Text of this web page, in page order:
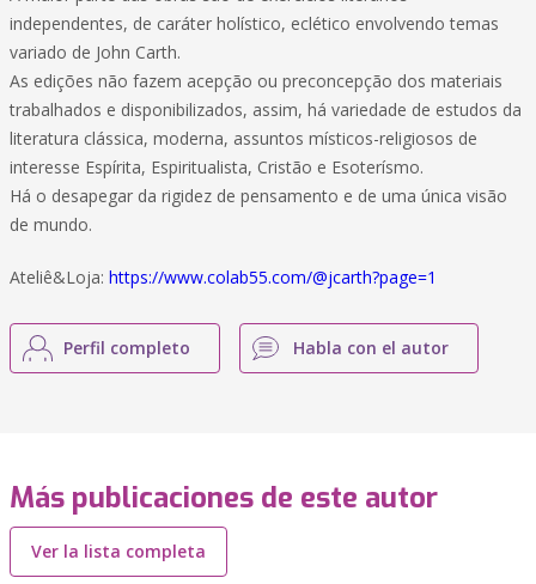
independentes, de caráter holístico, eclético envolvendo temas
variado de John Carth.
As edições não fazem acepção ou preconcepção dos materiais
trabalhados e disponibilizados, assim, há variedade de estudos da
literatura clássica, moderna, assuntos místicos-religiosos de
interesse Espírita, Espiritualista, Cristão e Esoterísmo.
Há o desapegar da rigidez de pensamento e de uma única visão
de mundo.
Ateliê&Loja: https://www.colab55.com/@jcarth?page=1
Perfil completo Habla con el autor
Más publicaciones de este autor
Ver la lista completa